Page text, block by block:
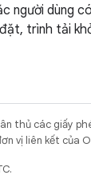
người dùng
trình tải
thủ các giấy
vị liên kết của